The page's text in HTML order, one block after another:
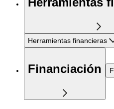
Herramientas financieras
Financiación